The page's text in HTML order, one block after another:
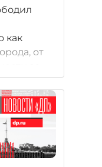
как
от